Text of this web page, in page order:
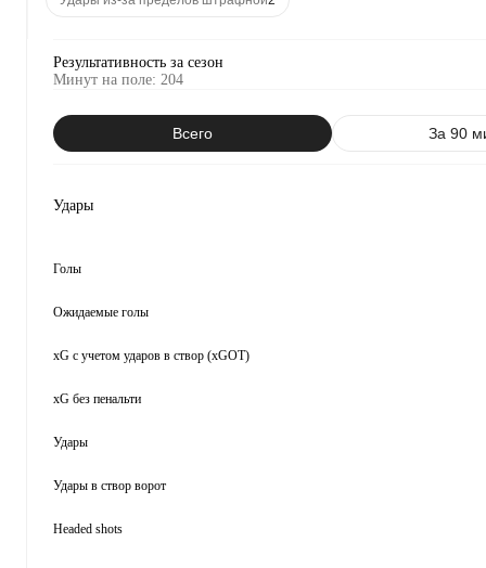
Результативность за сезон
Минут на поле: 204
Всего За 90
Удары
Голы
Ожидаемые голы
xG с учетом ударов в створ (xGOT)
xG без пенальти
Удары
Удары в створ ворот
Headed shots